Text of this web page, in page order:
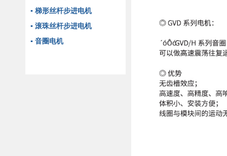
▪ 梯形丝杆步进电机
▪ 滚珠丝杆步进电机
▪ 音圈电机